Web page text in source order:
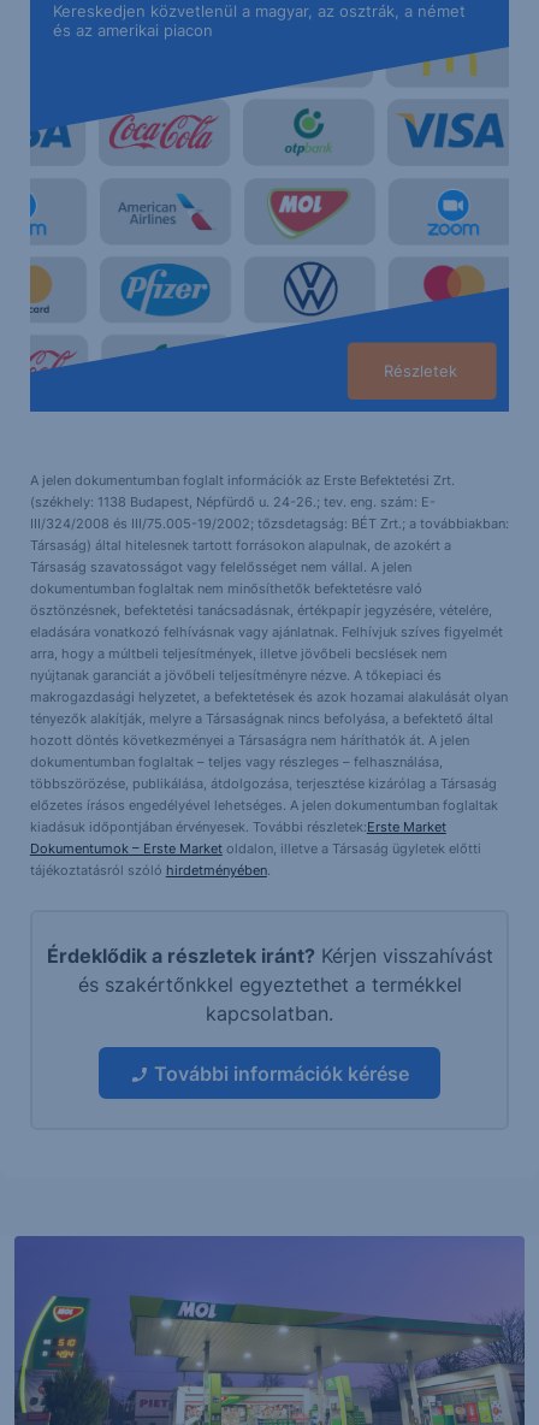
Kereskedjen közvetlenül a magyar, az osztrák, a német
és az amerikai piacon
Részletek
A jelen dokumentumban foglalt információk az Erste Befektetési Zrt.
(székhely: 1138 Budapest, Népfürdő u. 24-26.; tev. eng. szám: E-
III/324/2008 és III/75.005-19/2002; tőzsdetagság: BÉT Zrt.; a továbbiakban:
Társaság) által hitelesnek tartott forrásokon alapulnak, de azokért a
Társaság szavatosságot vagy felelősséget nem vállal. A jelen
dokumentumban foglaltak nem minősíthetők befektetésre való
ösztönzésnek, befektetési tanácsadásnak, értékpapír jegyzésére, vételére,
eladására vonatkozó felhívásnak vagy ajánlatnak. Felhívjuk szíves figyelmét
arra, hogy a múltbeli teljesítmények, illetve jövőbeli becslések nem
nyújtanak garanciát a jövőbeli teljesítményre nézve. A tőkepiaci és
makrogazdasági helyzetet, a befektetések és azok hozamai alakulását olyan
tényezők alakítják, melyre a Társaságnak nincs befolyása, a befektető által
hozott döntés következményei a Társaságra nem háríthatók át. A jelen
dokumentumban foglaltak – teljes vagy részleges – felhasználása,
többszörözése, publikálása, átdolgozása, terjesztése kizárólag a Társaság
előzetes írásos engedélyével lehetséges. A jelen dokumentumban foglaltak
kiadásuk időpontjában érvényesek. További részletek:Erste Market
Dokumentumok – Erste Marketoldalon, illetve a Társaság ügyletek előtti
tájékoztatásról szóló hirdetményében.
Érdeklődik a részletek iránt? Kérjen visszahívást
és szakértőnkkel egyeztethet a termékkel
kapcsolatban.
További információk kérése